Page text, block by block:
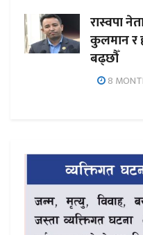
रास्वपा
कुलमान र
बढ्छौँ
8